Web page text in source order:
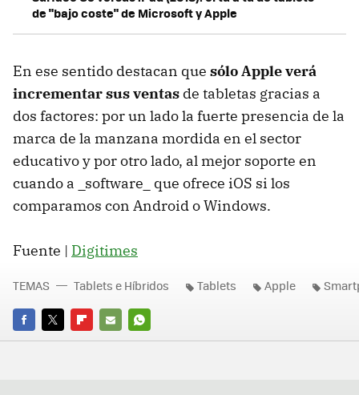
de "bajo coste" de Microsoft y Apple
En ese sentido destacan que sólo Apple verá
incrementar sus ventas de tabletas gracias a
dos factores: por un lado la fuerte presencia de la
marca de la manzana mordida en el sector
educativo y por otro lado, al mejor soporte en
cuando a _software_ que ofrece iOS si los
comparamos con Android o Windows.
Fuente | Digitimes
FACEBOOK
TWITTERFLIPBOARD
E-
WHATSAPP
TEMAS Tablets e Híbridos Tablets Apple